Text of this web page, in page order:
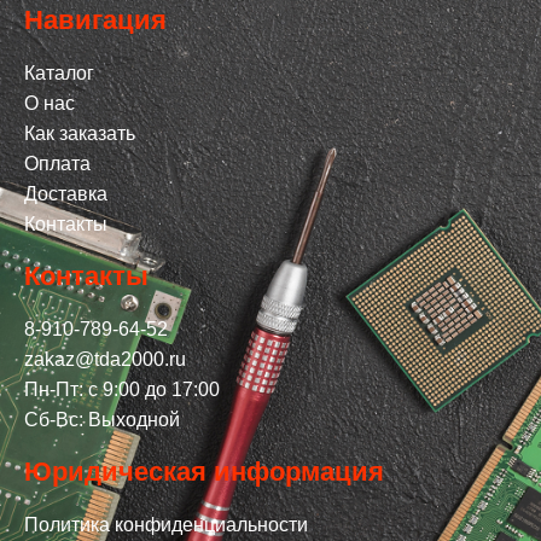
Навигация
Каталог
О нас
Как заказать
Оплата
Доставка
Контакты
Контакты
8-910-789-64-52
zakaz@tda2000.ru
Пн-Пт: с 9:00 до 17:00
Сб-Вс: Выходной
Юридическая информация
Политика конфиденциальности